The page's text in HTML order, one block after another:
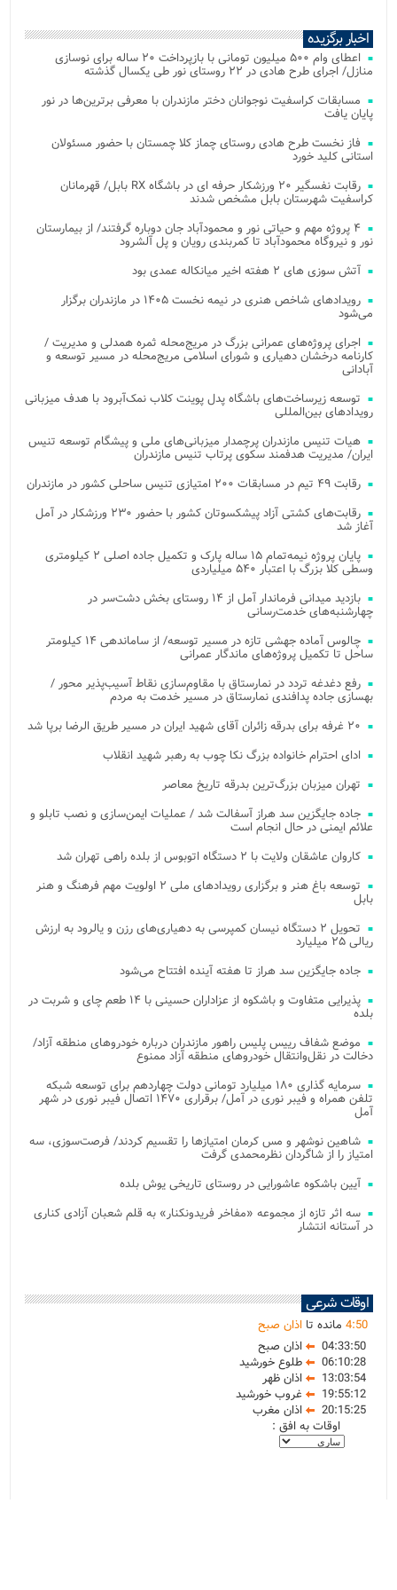
اخبار برگزیده
اعطای وام ۵۰۰ میلیون تومانی با بازپرداخت ۲۰ ساله برای نوسازی
منازل/ اجرای طرح هادی در ۲۲ روستای نور طی یکسال گذشته
مسابقات کراسفیت نوجوانان دختر مازندران با معرفی برترین‌ها در نور
پایان یافت
فاز نخست طرح هادی روستای چماز کلا چمستان با حضور مسئولان
استانی کلید خورد
رقابت نفسگیر ۲۰ ورزشکار حرفه ای در باشگاه RX بابل/ قهرمانان
کراسفیت شهرستان بابل مشخص شدند
۴ پروژه مهم و حیاتی نور و محمودآباد جان دوباره گرفتند/ از بیمارستان
نور و نیروگاه محمودآباد تا کمربندی رویان و پل آلشرود
آتش‌ سوزی‌ های ۲ هفته اخیر میانکاله عمدی بود
رویدادهای شاخص هنری در نیمه نخست ۱۴۰۵ در مازندران برگزار
می‌شود
اجرای پروژه‌های عمرانی بزرگ در مریج‌محله ثمره همدلی و مدیریت /
کارنامه درخشان دهیاری و شورای اسلامی مریج‌محله در مسیر توسعه و
آبادانی
توسعه زیرساخت‌های باشگاه پدل پوینت کلاب نمک‌آبرود با هدف میزبانی
رویدادهای بین‌المللی
هیات تنیس مازندران پرچمدار میزبانی‌های ملی و پیشگام توسعه تنیس
ایران/ مدیریت هدفمند سکوی پرتاب تنیس مازندران
رقابت ۴۹ تیم در مسابقات ۲۰۰ امتیازی تنیس ساحلی کشور در مازندران
رقابت‌های کشتی آزاد پیشکسوتان کشور با حضور ۲۳۰ ورزشکار در آمل
آغاز شد
پایان پروژه نیمه‌تمام ۱۵ ساله پارک و تکمیل جاده اصلی ۲ کیلومتری
وسطی کلا بزرگ با اعتبار ۵۴۰ میلیاردی
بازدید میدانی فرماندار آمل از ۱۴ روستای بخش دشت‌سر در
چهارشنبه‌های خدمت‌رسانی
چالوس آماده جهشی تازه در مسیر توسعه/ از ساماندهی ۱۴ کیلومتر
ساحل تا تکمیل پروژه‌های ماندگار عمرانی
رفع دغدغه تردد در نمارستاق با مقاوم‌سازی نقاط آسیب‌پذیر محور /
بهسازی جاده پدافندی نمارستاق در مسیر خدمت به مردم
۲۰ غرفه برای بدرقه زائران آقای شهید ایران در مسیر طریق الرضا برپا شد
ادای احترام خانواده بزرگ نکا چوب به رهبر شهید انقلاب
تهران میزبان بزرگ‌ترین بدرقه تاریخ معاصر
جاده جایگزین سد هراز آسفالت شد / عملیات ایمن‌سازی و نصب تابلو و
علائم ایمنی در حال انجام است
کاروان عاشقان ولایت با ۲ دستگاه اتوبوس از بلده راهی تهران شد
توسعه باغ هنر و برگزاری رویدادهای ملی ۲ اولویت مهم فرهنگ و هنر
بابل
تحویل ۲ دستگاه نیسان کمپرسی به دهیاری‌های رزن و یالرود به ارزش
ریالی ۲۵ میلیارد
جاده جایگزین سد هراز تا هفته آینده افتتاح می‌شود
پذیرایی متفاوت و باشکوه از عزاداران حسینی با ۱۴ طعم چای و شربت در
بلده
موضع شفاف رییس پلیس راهور مازندران درباره خودروهای منطقه آزاد/
دخالت در نقل‌وانتقال خودروهای منطقه آزاد ممنوع
سرمایه گذاری ۱۸۰ میلیارد تومانی دولت چهاردهم برای توسعه شبکه
تلفن همراه و فیبر نوری در آمل/ برقراری ۱۴۷۰ اتصال فیبر نوری در شهر
آمل
شاهین نوشهر و مس کرمان امتیازها را تقسیم کردند/ فرصت‌سوزی، سه
امتیاز را از شاگردان نظرمحمدی گرفت
آیین باشکوه عاشورایی در روستای تاریخی یوش بلده
سه اثر تازه از مجموعه «مفاخر فریدونکنار» به قلم شعبان آزادی کناری
در آستانه انتشار
اوقات شرعی
4:50 مانده تا اذان صبح
04:33:50
اذان صبح
06:10:28
طلوع خورشید
13:03:54
اذان ظهر
19:55:12
غروب خورشید
20:15:25
اذان مغرب
اوقات به افق :